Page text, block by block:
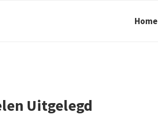
Home
Uitgelegd